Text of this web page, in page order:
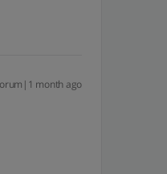
month ago